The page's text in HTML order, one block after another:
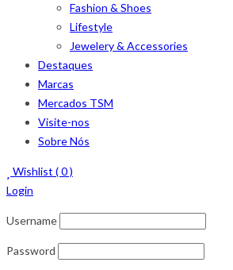
Fashion & Shoes
Lifestyle
Jewelery & Accessories
Destaques
Marcas
Mercados TSM
Visite-nos
Sobre Nós
Wishlist (0)
Login
Username
Password